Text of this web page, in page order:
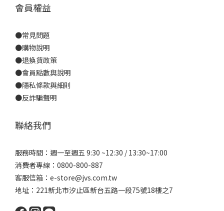
會員權益
●常見問題
●購物說明
●退換貨政策
●會員點數與說明
●隱私條款與細則
●反詐騙聲明
聯絡我們
服務時間：週一至週五 9:30 ~12:30 / 13:30~17:00
消費者專線：0800-800-887
客服信箱：e-store@jvs.com.tw
地址：221新北市汐止區新台五路一段75號18樓之7